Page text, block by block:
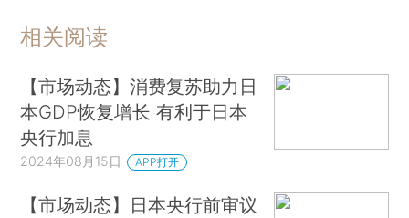
相关阅读
【市场动态】消费复苏助力日
本GDP恢复增长 有利于日本
央行加息
2024年08月15日 APP打开
【市场动态】日本央行前审议